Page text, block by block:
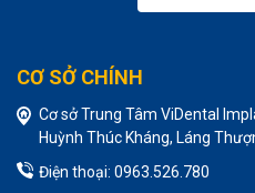
CƠ SỞ CHÍNH
Cơ sở Trung Tâm ViDental
Huỳnh Thúc Kháng, Láng
Điện thoại: 0963.526.780